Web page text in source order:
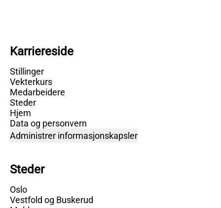
Karriereside
Stillinger
Vekterkurs
Medarbeidere
Steder
Hjem
Data og personvern
Administrer informasjonskapsler
Steder
Oslo
Vestfold og Buskerud